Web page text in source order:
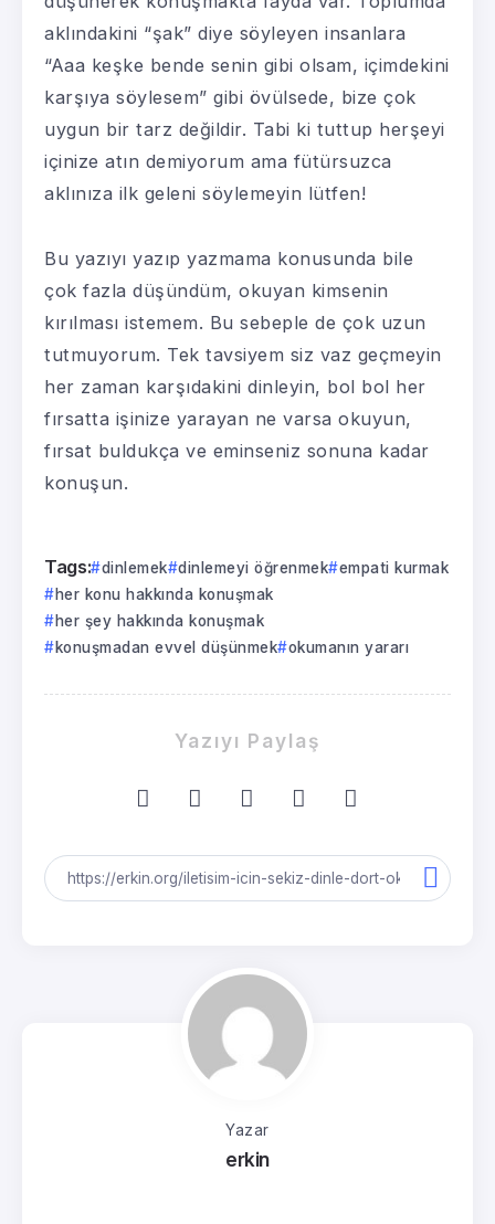
aklındakini “şak” diye söyleyen insanlara
“Aaa keşke bende senin gibi olsam, içimdekini
karşıya söylesem” gibi övülsede, bize çok
uygun bir tarz değildir. Tabi ki tuttup herşeyi
içinize atın demiyorum ama fütürsuzca
aklınıza ilk geleni söylemeyin lütfen!
Bu yazıyı yazıp yazmama konusunda bile
çok fazla düşündüm, okuyan kimsenin
kırılması istemem. Bu sebeple de çok uzun
tutmuyorum. Tek tavsiyem siz vaz geçmeyin
her zaman karşıdakini dinleyin, bol bol her
fırsatta işinize yarayan ne varsa okuyun,
fırsat buldukça ve eminseniz sonuna kadar
konuşun.
Tags: dinlemek dinlemeyi öğrenmek
empati kurmak
her konu hakkında konuşmak
her şey hakkında konuşmak
konuşmadan evvel düşünmek
okumanın yararı
Yazıyı Paylaş
Yazar
erkin